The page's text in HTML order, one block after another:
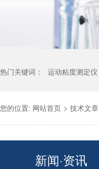
热门关键词： 运动粘度测定仪
您的位置: 网站首页 > 技术文章
新闻·资讯